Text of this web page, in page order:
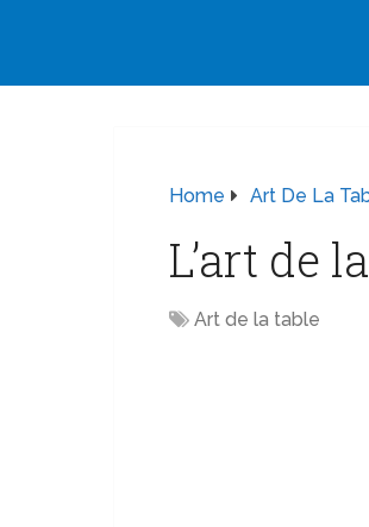
Home Art De La
L’art de
Art de la table